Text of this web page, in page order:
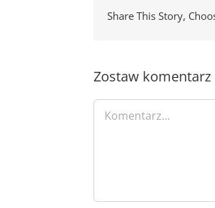
Share This Story,
Zostaw komentarz
Comment